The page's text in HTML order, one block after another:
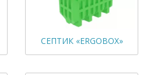
СЕПТИК «ERGOBOX»